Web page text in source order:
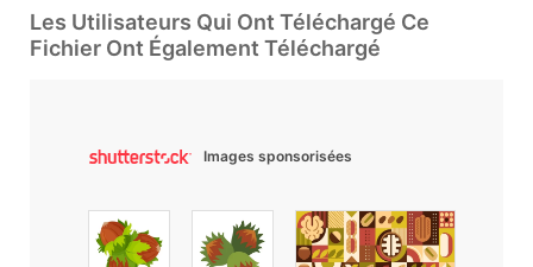
Les Utilisateurs Qui Ont Téléchargé Ce
Fichier Ont Également Téléchargé
Images sponsorisées